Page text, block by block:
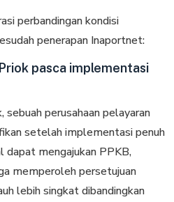
perbandingan kondisi
penerapan Inaportnet:
pasca implementasi
sebuah perusahaan pelayaran
setelah implementasi penuh
mengajukan PPKB,
memperoleh persetujuan
lebih singkat dibandingkan